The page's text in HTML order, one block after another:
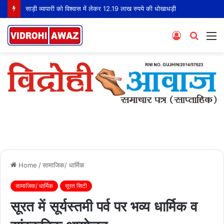
साड़ी व्यापारी को विश्वास में लेकर 12.19 लाख रुपये की धोखाधड़ी
Search
Log
Home /सामाजिक/ धार्मिक
सामाजिक/ धार्मिक सूरत सिटी
सूरत में सूर्यस्तमी पर्व पर भव्य धार्मिक व